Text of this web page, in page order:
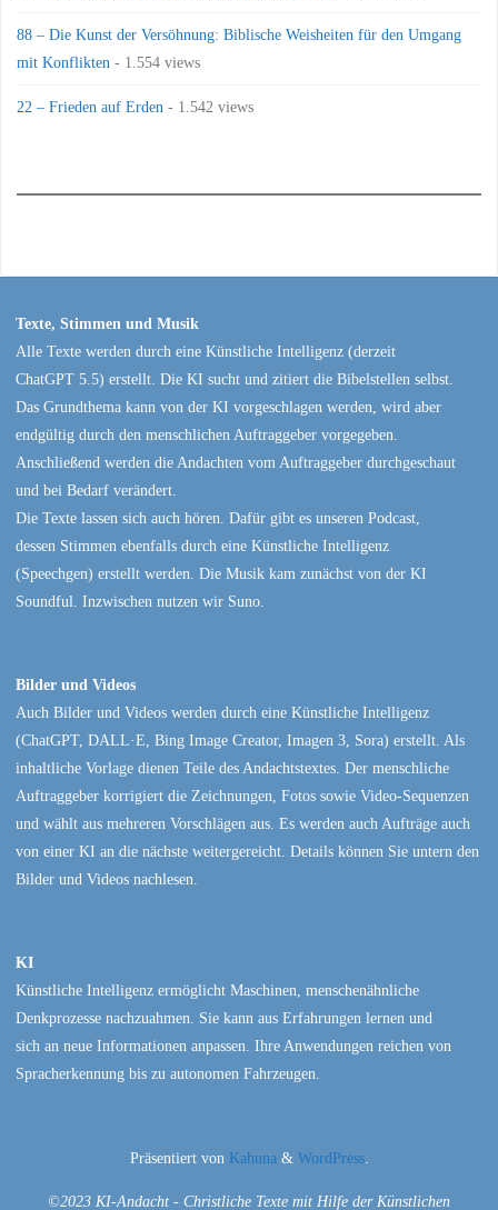
88 – Die Kunst der Versöhnung: Biblische Weisheiten für den Umgang
mit Konflikten - 1.554 views
22 – Frieden auf Erden - 1.542 views
Texte, Stimmen und Musik
Alle Texte werden durch eine Künstliche Intelligenz (derzeit
ChatGPT 5.5) erstellt. Die KI sucht und zitiert die Bibelstellen selbst.
Das Grundthema kann von der KI vorgeschlagen werden, wird aber
endgültig durch den menschlichen Auftraggeber vorgegeben.
Anschließend werden die Andachten vom Auftraggeber durchgeschaut
und bei Bedarf verändert.
Die Texte lassen sich auch hören. Dafür gibt es unseren Podcast,
dessen Stimmen ebenfalls durch eine Künstliche Intelligenz
(Speechgen) erstellt werden. Die Musik kam zunächst von der KI
Soundful. Inzwischen nutzen wir Suno.
Bilder und Videos
Auch Bilder und Videos werden durch eine Künstliche Intelligenz
(ChatGPT, DALL·E, Bing Image Creator, Imagen 3, Sora) erstellt. Als
inhaltliche Vorlage dienen Teile des Andachtstextes. Der menschliche
Auftraggeber korrigiert die Zeichnungen, Fotos sowie Video-Sequenzen
und wählt aus mehreren Vorschlägen aus. Es werden auch Aufträge auch
von einer KI an die nächste weitergereicht. Details können Sie untern den
Bilder und Videos nachlesen.
KI
Künstliche Intelligenz ermöglicht Maschinen, menschenähnliche
Denkprozesse nachzuahmen. Sie kann aus Erfahrungen lernen und
sich an neue Informationen anpassen. Ihre Anwendungen reichen von
Spracherkennung bis zu autonomen Fahrzeugen.
Präsentiert von Kahuna & WordPress.
©2023 KI-Andacht - Christliche Texte mit Hilfe der Künstlichen